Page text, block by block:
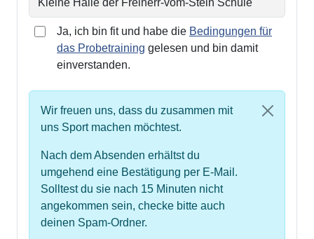
Ja, ich bin fit und habe die Bedingungen für
das Probetraining gelesen und bin damit
einverstanden.
Wir freuen uns, dass du zusammen mit
uns Sport machen möchtest.
Nach dem Absenden erhältst du
umgehend eine Bestätigung per E-Mail.
Solltest du sie nach 15 Minuten nicht
angekommen sein, checke bitte auch
deinen Spam-Ordner.